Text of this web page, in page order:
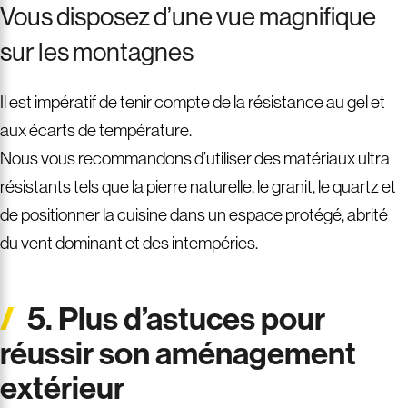
Vous disposez d’une vue magnifique
sur les montagnes
Il est impératif de tenir compte de la résistance au gel et
aux écarts de température.
Nous vous recommandons d’utiliser des matériaux ultra
résistants tels que la pierre naturelle, le granit, le quartz et
de positionner la cuisine dans un espace protégé, abrité
du vent dominant et des intempéries.
5. Plus d’astuces pour
réussir son aménagement
extérieur